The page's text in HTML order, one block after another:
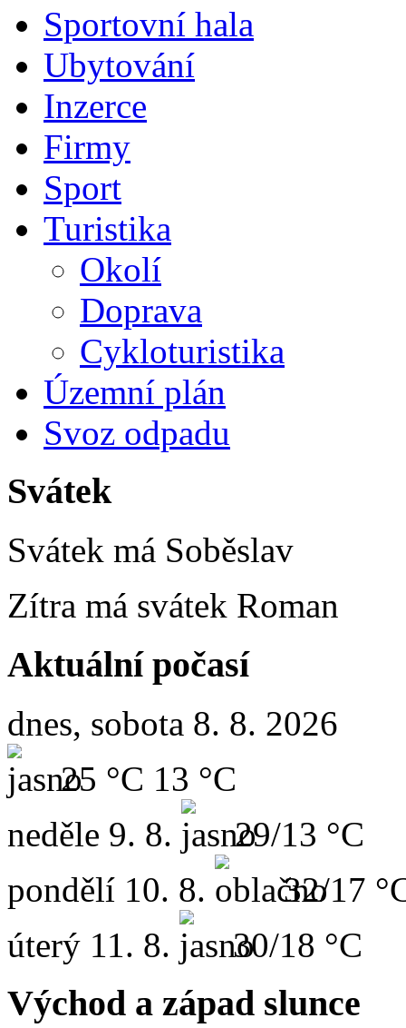
Sportovní hala
Ubytování
Inzerce
Firmy
Sport
Turistika
Okolí
Doprava
Cykloturistika
Územní plán
Svoz odpadu
Svátek
Svátek má Soběslav
Zítra má svátek Roman
Aktuální počasí
dnes, sobota 8. 8. 2026
25 °C 13 °C
neděle 9. 8.
29/13 °C
pondělí 10. 8.
32/17
úterý 11. 8. 30/18 °C
Východ a západ slunce